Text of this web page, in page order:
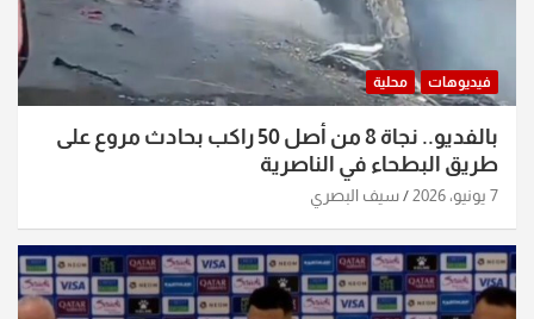
فيديوهات محلية
بالفديو.. نجاة 8 من أصل 50 راكب بحادث مروع على
طريق البطحاء في الناصرية
7 يونيو، 2026 سيف البصري